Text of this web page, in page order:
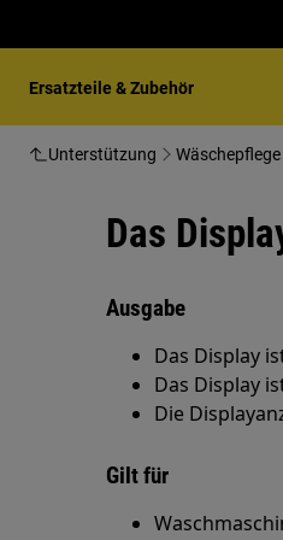
Ersatzteile & Zubehör
Unterstützung Wäschepflege
Das
Ausgabe
Das Display
Das Display
Die
Gilt für